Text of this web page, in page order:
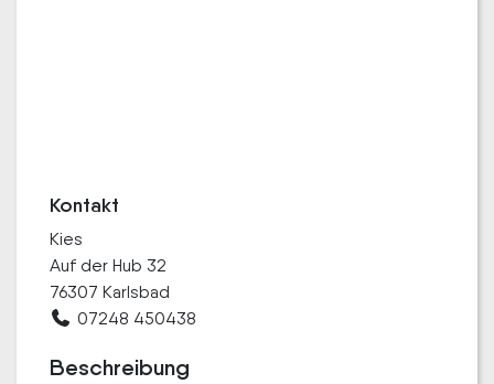
Kontakt
Kies
Auf der Hub 32
76307 Karlsbad
07248 450438
Beschreibung